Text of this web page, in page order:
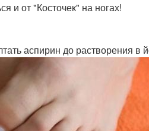
и от "Косточек" на ногах!
аспирин до растворения в